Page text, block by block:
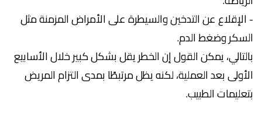
- الإقلاع عن التدخين والسيطرة على الأمراض المزمنة مثل
السكر وضغط الدم.
بالتالي، يمكن القول إن الخطر يقل بشكل كبير خلال الأسابيع
الأولى بعد العملية، لكنه يظل مرتبطًا بمدى التزام المريض
بتعليمات الطبيب.